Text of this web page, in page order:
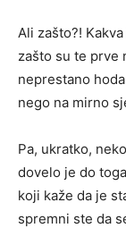
Ali zašto?!
zašto su te prve
neprestano
nego na mirno
Pa, ukratko,
dovelo je do
koji kaže da je
spremni ste da